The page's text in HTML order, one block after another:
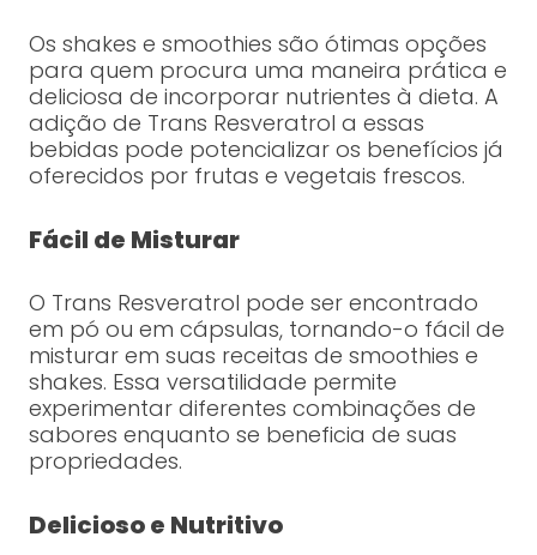
Os shakes e smoothies são ótimas opções
para quem procura uma maneira prática e
deliciosa de incorporar nutrientes à dieta. A
adição de Trans Resveratrol a essas
bebidas pode potencializar os benefícios já
oferecidos por frutas e vegetais frescos.
Fácil de Misturar
O Trans Resveratrol pode ser encontrado
em pó ou em cápsulas, tornando-o fácil de
misturar em suas receitas de smoothies e
shakes. Essa versatilidade permite
experimentar diferentes combinações de
sabores enquanto se beneficia de suas
propriedades.
Delicioso e Nutritivo